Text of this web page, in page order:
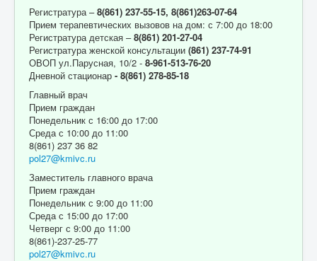
Регистратура –8(861) 237-55-15, 8(861)263-07-64
Прием терапевтических вызовов на дом: с 7:00 до 18:00
Регистратура детская –8(861) 201-27-04
Регистратура женской консультации (861) 237-74-91
ОВОП ул.Парусная, 10/2 - 8-961-513-76-20
Дневной стационар - 8(861) 278-85-18
Главный врач
Прием граждан
Понедельник с 16:00 до 17:00
Среда с 10:00 до 11:00
8(861) 237 36 82
pol27@kmivc.ru
Заместитель главного врача
Прием граждан
Понедельник с 9:00 до 11:00
Среда с 15:00 до 17:00
Четверг с 9:00 до 11:00
8(861)-237-25-77
pol27@kmivc.ru